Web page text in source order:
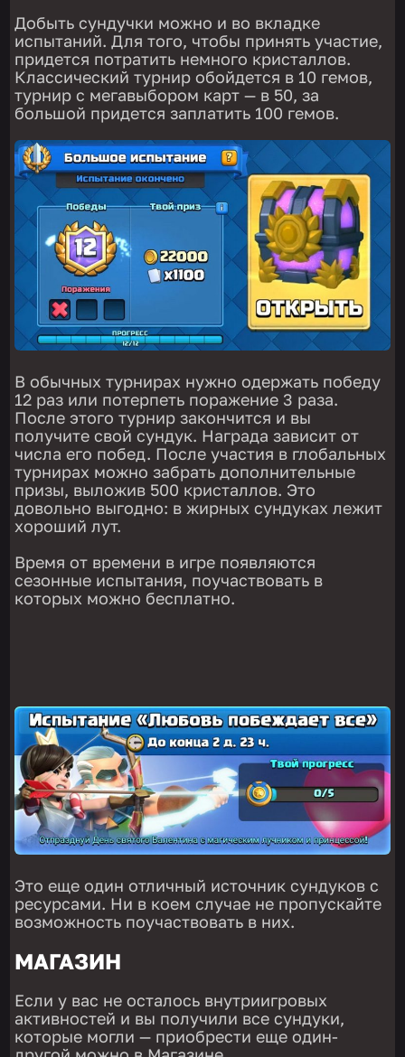
Добыть сундучки можно и во вкладке
испытаний. Для того, чтобы принять участие,
придется потратить немного кристаллов.
Классический турнир обойдется в 10 гемов,
турнир с мегавыбором карт — в 50, за
большой придется заплатить 100 гемов.
В обычных турнирах нужно одержать победу
12 раз или потерпеть поражение 3 раза.
После этого турнир закончится и вы
получите свой сундук. Награда зависит от
числа его побед. После участия в глобальных
турнирах можно забрать дополнительные
призы, выложив 500 кристаллов. Это
довольно выгодно: в жирных сундуках лежит
хороший лут.
Время от времени в игре появляются
сезонные испытания, поучаствовать в
которых можно бесплатно.
Это еще один отличный источник сундуков с
ресурсами. Ни в коем случае не пропускайте
возможность поучаствовать в них.
МАГАЗИН
Если у вас не осталось внутриигровых
активностей и вы получили все сундуки,
которые могли — приобрести еще один-